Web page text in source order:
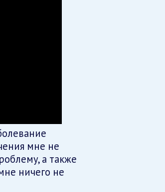
мне не
а также
ничего не